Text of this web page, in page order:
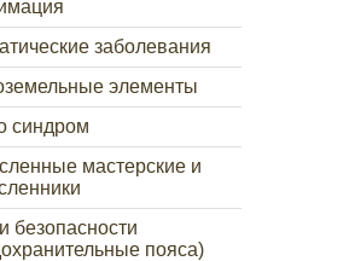
заболевания
элементы
синдром
мастерские и
безопасности
пояса)